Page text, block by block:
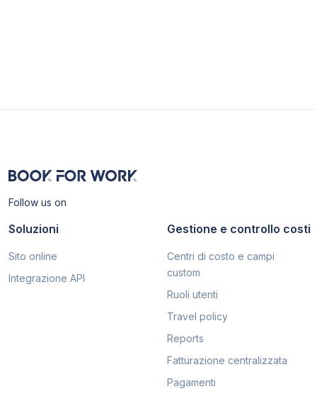
Follow us on
Soluzioni
Sito online
Integrazione API
Gestione e controllo costi
Centri di costo e campi
custom
Ruoli utenti
Travel policy
Reports
Fatturazione centralizzata
Pagamenti